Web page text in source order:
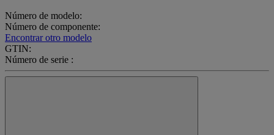
Número de modelo:
Número de componente:
Encontrar otro modelo
GTIN:
Número de serie :